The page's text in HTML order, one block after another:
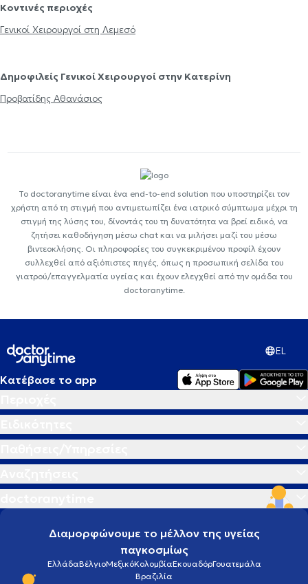
Κοντινές περιοχές
Γενικοί Χειρουργοί στη Λεμεσό
Δημοφιλείς Γενικοί Χειρουργοί στην Κατερίνη
Προβατίδης Αθανάσιος
Το doctoranytime είναι ένα end-to-end solution που υποστηρίζει τον
χρήστη από τη στιγμή που αντιμετωπίζει ένα ιατρικό σύμπτωμα μέχρι τη
στιγμή της λύσης του, δίνοντάς του τη δυνατότητα να βρεί ειδικό, να
ζητήσει καθοδήγηση μέσω chat και να μιλήσει μαζί του μέσω
βιντεοκλήσης. Οι πληροφορίες του συγκεκριμένου προφίλ έχουν
συλλεχθεί από αξιόπιστες πηγές, όπως η προσωπική σελίδα του
γιατρού/επαγγελματία υγείας και έχουν ελεγχθεί από την ομάδα του
doctoranytime.
EL
Κατέβασε το app
Διαμορφώνουμε το μέλλον της υγείας
παγκοσμίως
ΕλλάδαΒέλγιοΜεξικόΚολομβίαΕκουαδόρΓουατεμάλα
Βραζιλία